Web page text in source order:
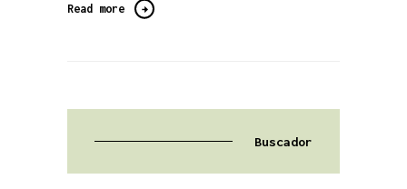
Read more
Buscador